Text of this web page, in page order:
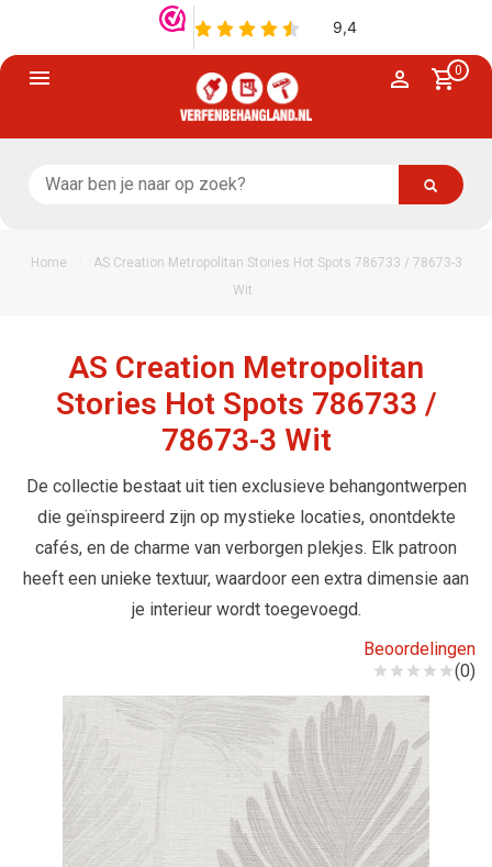
0
Home
AS Creation Metropolitan Stories Hot Spots 786733 / 78673-3
Wit
AS Creation Metropolitan
Stories Hot Spots 786733 /
78673-3 Wit
De collectie bestaat uit tien exclusieve behangontwerpen
die geïnspireerd zijn op mystieke locaties, onontdekte
cafés, en de charme van verborgen plekjes. Elk patroon
heeft een unieke textuur, waardoor een extra dimensie aan
je interieur wordt toegevoegd.
Beoordelingen
(0)